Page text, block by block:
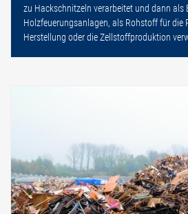
zu Hackschnitzeln verarbeitet und dann als
Holzfeuerungsanlagen, als Rohstoff für die
Herstellung oder die Zellstoffproduktion